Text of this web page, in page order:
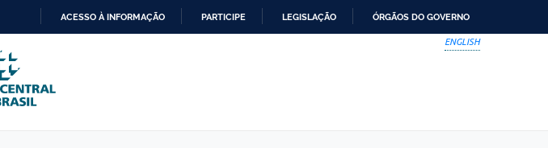
PARA
O
CONTEÚDO
ACESSO À INFORMAÇÃO PARTICIPE LEGISLAÇÃO ÓRGÃOS DO GOVERNO
ENGLISH